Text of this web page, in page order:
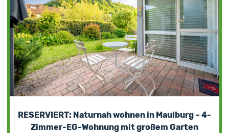
RESERVIERT: Naturnah wohnen in Maulburg – 4-
Zimmer-EG-Wohnung mit großem Garten